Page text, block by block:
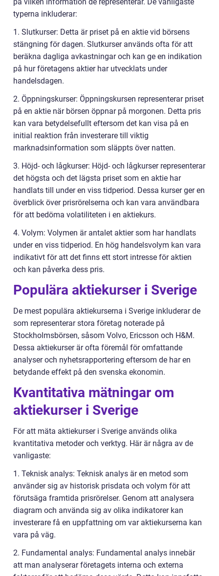
typerna inkluderar:
1. Slutkurser: Detta är priset på en aktie vid börsens
stängning för dagen. Slutkurser används ofta för att
beräkna dagliga avkastningar och kan ge en indikation
på hur företagens aktier har utvecklats under
handelsdagen.
2. Öppningskurser: Öppningskursen representerar priset
på en aktie när börsen öppnar på morgonen. Detta pris
kan vara betydelsefullt eftersom det kan visa på en
initial reaktion från investerare till viktig
marknadsinformation som släppts över natten.
3. Höjd- och lågkurser: Höjd- och lågkurser representerar
det högsta och det lägsta priset som en aktie har
handlats till under en viss tidperiod. Dessa kurser ger en
överblick över prisrörelserna och kan vara användbara
för att bedöma volatiliteten i en aktiekurs.
4. Volym: Volymen är antalet aktier som har handlats
under en viss tidperiod. En hög handelsvolym kan vara
indikativt för att det finns ett stort intresse för aktien
och kan påverka dess pris.
Populära aktiekurser i Sverige
De mest populära aktiekurserna i Sverige inkluderar de
som representerar stora företag noterade på
Stockholmsbörsen, såsom Volvo, Ericsson och H&M.
Dessa aktiekurser är ofta föremål för omfattande
analyser och nyhetsrapportering eftersom de har en
betydande effekt på den svenska ekonomin.
Kvantitativa mätningar om
aktiekurser i Sverige
För att mäta aktiekurser i Sverige används olika
kvantitativa metoder och verktyg. Här är några av de
vanligaste:
1. Teknisk analys: Teknisk analys är en metod som
använder sig av historisk prisdata och volym för att
förutsäga framtida prisrörelser. Genom att analysera
diagram och använda sig av olika indikatorer kan
investerare få en uppfattning om var aktiekurserna kan
vara på väg.
2. Fundamental analys: Fundamental analys innebär
att man analyserar företagets interna och externa